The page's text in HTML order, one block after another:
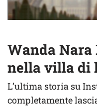
Wanda
nella villa di
L’ultima storia su
completamente